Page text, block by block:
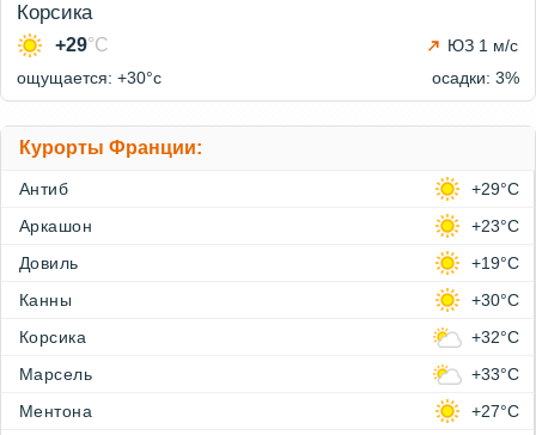
Корсика
+29°C
ЮЗ 1 м/с
ощущается: +30°c
осадки: 3%
Курорты Франции:
Антиб
+29°C
Аркашон
+23°C
Довиль
+19°C
Канны
+30°C
Корсика
+32°C
Марсель
+33°C
Ментона
+27°C